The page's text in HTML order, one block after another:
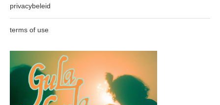
privacybeleid
terms of use